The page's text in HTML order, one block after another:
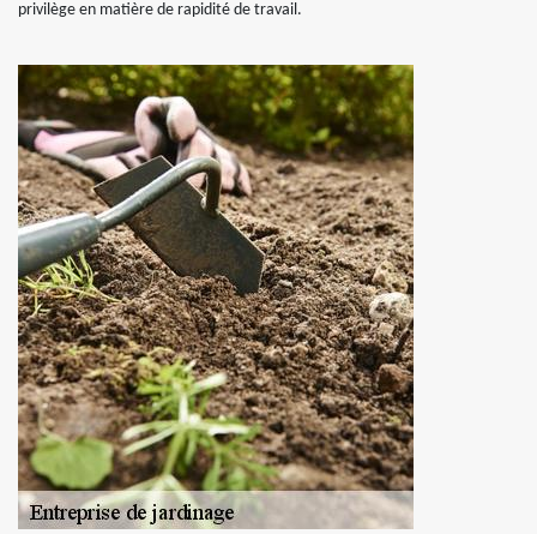
privilège en matière de rapidité de travail.